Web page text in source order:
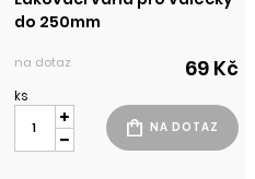
do 250mm
na dotaz 69 Kč
ks